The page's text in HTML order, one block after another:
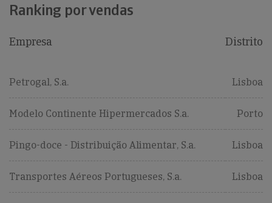
Ranking por vendas
Empresa Distrito
Petrogal, S.a. Lisboa
Modelo Continente Hipermercados S.a. Porto
Pingo-doce - Distribuição Alimentar, S.a. Lisboa
Transportes Aéreos Portugueses, S.a. Lisboa